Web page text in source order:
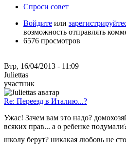
Спроси совет
Войдите или
возможность отправлять
6576 просмотров
Втр, 16/04/2013 - 11:09
Juliettas
участник
Re: Переезд в Италию...?
Ужас! Зачем вам это надо?
всяких прав... а о ребенке
школу берут? никакая любовь не